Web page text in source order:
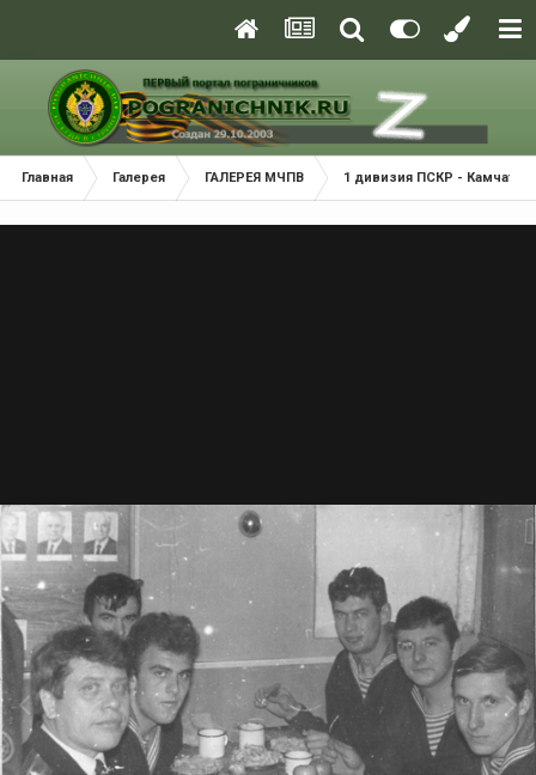
Главная Галерея ГАЛЕРЕЯ МЧПВ 1 дивизия ПСКР - Камчатка